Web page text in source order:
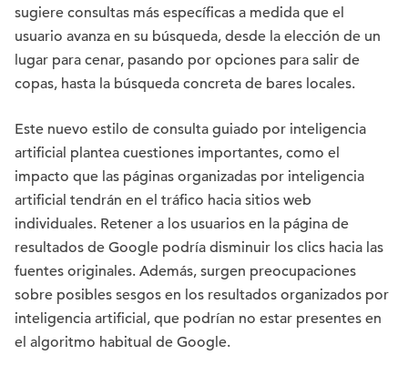
sugiere consultas más específicas a medida que el
usuario avanza en su búsqueda, desde la elección de un
lugar para cenar, pasando por opciones para salir de
copas, hasta la búsqueda concreta de bares locales.
Este nuevo estilo de consulta guiado por inteligencia
artificial plantea cuestiones importantes, como el
impacto que las páginas organizadas por inteligencia
artificial tendrán en el tráfico hacia sitios web
individuales. Retener a los usuarios en la página de
resultados de Google podría disminuir los clics hacia las
fuentes originales. Además, surgen preocupaciones
sobre posibles sesgos en los resultados organizados por
inteligencia artificial, que podrían no estar presentes en
el algoritmo habitual de Google.